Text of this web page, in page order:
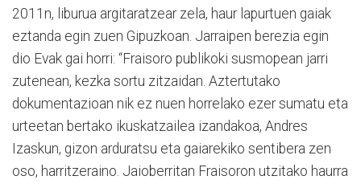
2011n, liburua argitaratzear zela, haur lapurtuen gaiak
eztanda egin zuen Gipuzkoan. Jarraipen berezia egin
dio Evak gai horri: “Fraisoro publikoki susmopean jarri
zutenean, kezka sortu zitzaidan. Aztertutako
dokumentazioan nik ez nuen horrelako ezer sumatu eta
urteetan bertako ikuskatzailea izandakoa, Andres
Izaskun, gizon arduratsu eta gaiarekiko sentibera zen
oso, harritzeraino. Jaioberritan Fraisoron utzitako haurra